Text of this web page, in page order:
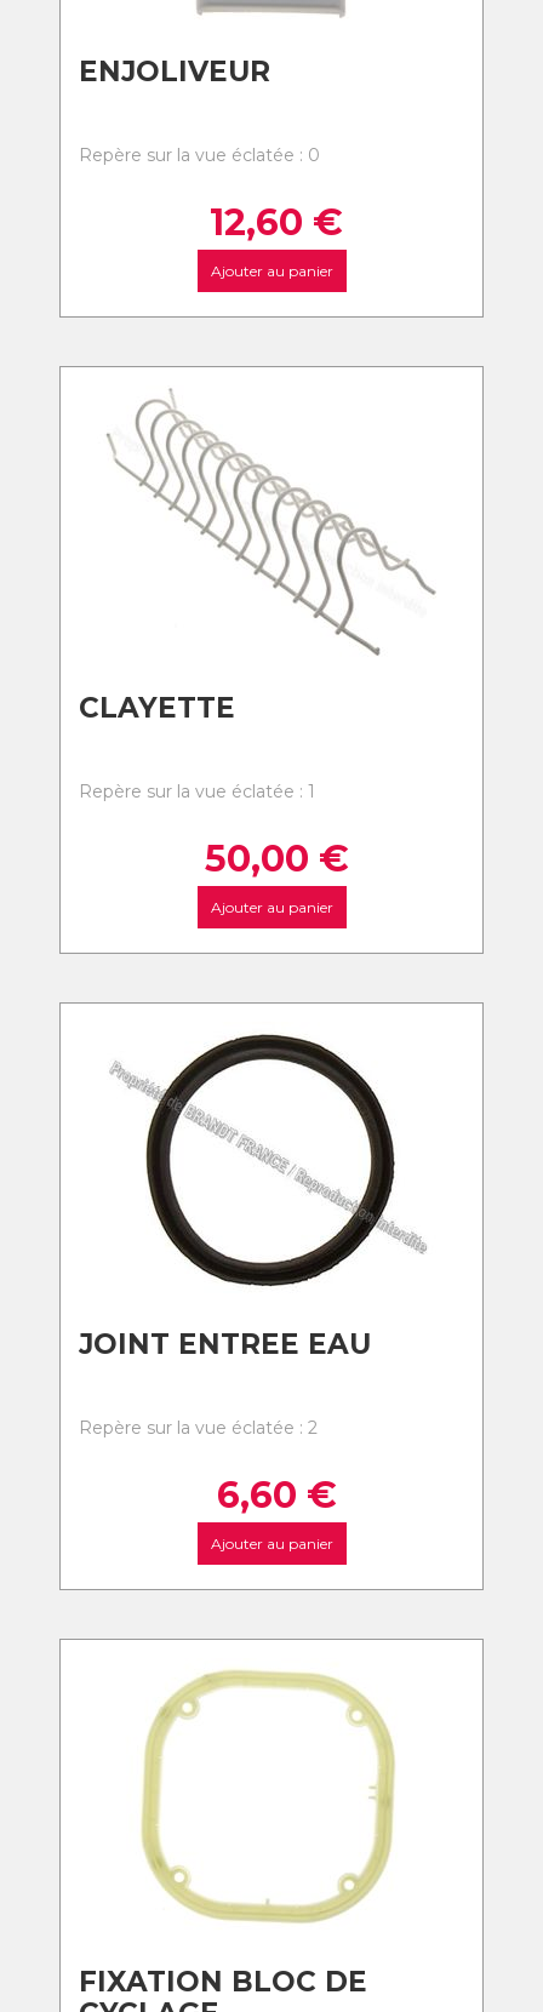
ENJOLIVEUR
Repère sur la vue éclatée : 0
12,60 €
Ajouter au panier
CLAYETTE
Repère sur la vue éclatée : 1
50,00 €
Ajouter au panier
JOINT ENTREE EAU
Repère sur la vue éclatée : 2
6,60 €
Ajouter au panier
FIXATION BLOC DE